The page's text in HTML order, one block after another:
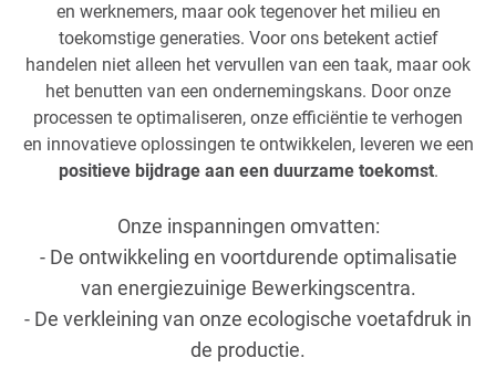
en werknemers, maar ook tegenover het milieu en
toekomstige generaties. Voor ons betekent actief
handelen niet alleen het vervullen van een taak, maar ook
het benutten van een ondernemingskans. Door onze
processen te optimaliseren, onze efficiëntie te verhogen
en innovatieve oplossingen te ontwikkelen, leveren we een
positieve bijdrage aan een duurzame toekomst.
Onze inspanningen omvatten:
- De ontwikkeling en voortdurende optimalisatie
van energiezuinige Bewerkingscentra.
- De verkleining van onze ecologische voetafdruk in
de productie.